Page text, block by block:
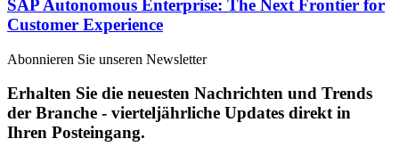
SAP Autonomous Enterprise: The Next Frontier for
Customer Experience
Abonnieren Sie unseren Newsletter
Erhalten Sie die neuesten Nachrichten und Trends
der Branche - vierteljährliche Updates direkt in
Ihren Posteingang.